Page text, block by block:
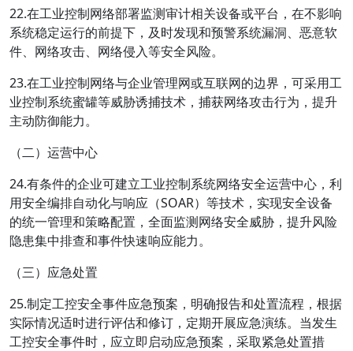
22.在工业控制网络部署监测审计相关设备或平台，在不影响
系统稳定运行的前提下，及时发现和预警系统漏洞、恶意软
件、网络攻击、网络侵入等安全风险。
23.在工业控制网络与企业管理网或互联网的边界，可采用工
业控制系统蜜罐等威胁诱捕技术，捕获网络攻击行为，提升
主动防御能力。
（二）运营中心
24.有条件的企业可建立工业控制系统网络安全运营中心，利
用安全编排自动化与响应（SOAR）等技术，实现安全设备
的统一管理和策略配置，全面监测网络安全威胁，提升风险
隐患集中排查和事件快速响应能力。
（三）应急处置
25.制定工控安全事件应急预案，明确报告和处置流程，根据
实际情况适时进行评估和修订，定期开展应急演练。当发生
工控安全事件时，应立即启动应急预案，采取紧急处置措